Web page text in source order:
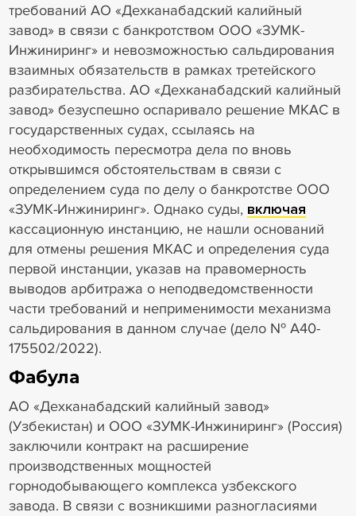
требований АО «Дехканабадский калийный
завод» в связи с банкротством ООО «ЗУМК-
Инжиниринг» и невозможностью сальдирования
взаимных обязательств в рамках третейского
разбирательства. АО «Дехканабадский калийный
завод» безуспешно оспаривало решение МКАС в
государственных судах, ссылаясь на
необходимость пересмотра дела по вновь
открывшимся обстоятельствам в связи с
определением суда по делу о банкротстве ООО
«ЗУМК-Инжиниринг». Однако суды, включая
кассационную инстанцию, не нашли оснований
для отмены решения МКАС и определения суда
первой инстанции, указав на правомерность
выводов арбитража о неподведомственности
части требований и неприменимости механизма
сальдирования в данном случае (дело № А40-
175502/2022).
Фабула
АО «Дехканабадский калийный завод»
(Узбекистан) и ООО «ЗУМК-Инжиниринг» (Россия)
заключили контракт на расширение
производственных мощностей
горнодобывающего комплекса узбекского
завода. В связи с возникшими разногласиями